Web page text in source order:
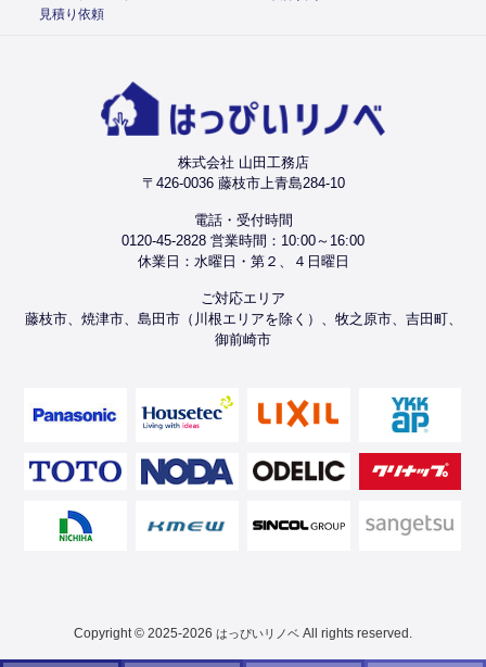
見積り依頼
株式会社 山田工務店
〒426-0036 藤枝市上青島284-10
電話・受付時間
0120-45-2828 営業時間：10:00～16:00
休業日：水曜日・第２、４日曜日
ご対応エリア
藤枝市、焼津市、島田市（川根エリアを除く）、牧之原市、吉田町、
御前崎市
Copyright © 2025-2026 はっぴいリノベ All rights reserved.